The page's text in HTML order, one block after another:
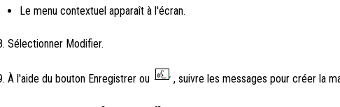
Le menu contextuel apparaît à l'écran.
Sélectionner Modifier.
À l'aide du bouton Enregistrer ou , suivre les messages pour créer la